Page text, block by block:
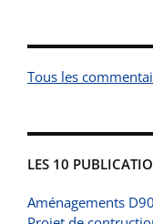
Tous les
LES 10
Aménagements